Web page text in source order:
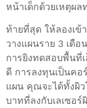
หน้าเด็กด้วยเหตุผล
ท้ายที่สุด ให้ลองเข้
วางแผนราย 3 เดือ
การยิงทดสอบพื้นที่
ดี การลงทุนเป็นคอ
แผน คุณจะได้ทั้งผิว
บาทที่ลงกับเลเซอ